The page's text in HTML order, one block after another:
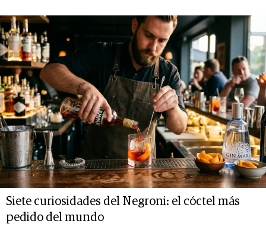
Siete curiosidades del Negroni: el cóctel más
pedido del mundo